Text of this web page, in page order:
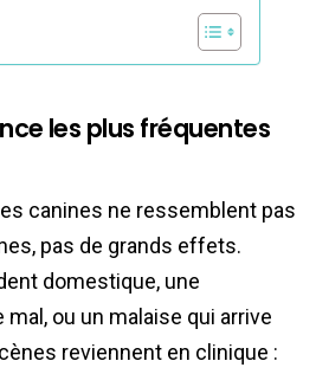
les plus fréquentes
canines ne ressemblent pas
pas de grands effets.
domestique, une
ou un malaise qui arrive
reviennent en clinique :